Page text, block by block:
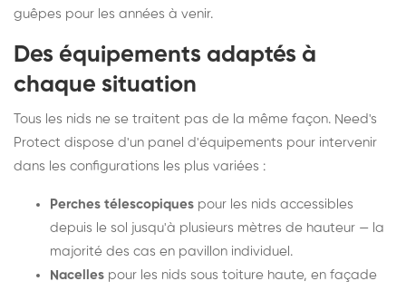
guêpes pour les années à venir.
Des équipements adaptés à
chaque situation
Tous les nids ne se traitent pas de la même façon. Need's
Protect dispose d'un panel d'équipements pour intervenir
dans les configurations les plus variées :
Perches télescopiques pour les nids accessibles
depuis le sol jusqu'à plusieurs mètres de hauteur — la
majorité des cas en pavillon individuel.
Nacelles pour les nids sous toiture haute, en façade